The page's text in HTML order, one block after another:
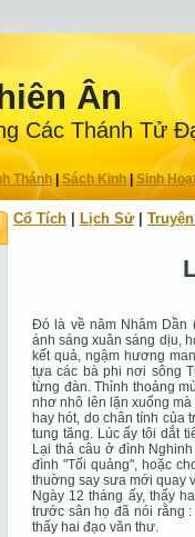
Ân
Các Thánh Tử
Thánh Sách Kinh|Sinh
Cổ Tích Lịch Sử|
Đó là về năm Nhâm Dần
ánh sáng xuân sáng dịu,
kết quả, ngậm hương
tựa các bà phi nơi sông
từng đàn. Thỉnh thoảng
nhơ nhô lên lặn xuống
hay hót, do chân tính của
tung tăng. Lúc ấy tôi dắt
Lại thả câu ở đình
đình "Tối quảng", hoặc
thuờng say sưa mới quay
Ngày 12 tháng ấy, thấy
trước sân họ đã nói rằng
thấy hai đạo văn thư.